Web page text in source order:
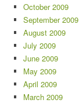
October 2009
September 2009
August 2009
July 2009
June 2009
May 2009
April 2009
March 2009